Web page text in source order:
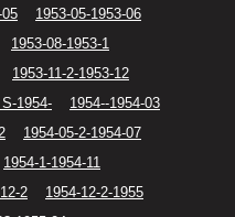
1953-05-1953-06
1953-08-1953-1
1953-11-2-1953-12
1954-
1954--1954-03
1954-05-2-1954-07
1954-1-1954-11
2
1954-12-2-1955